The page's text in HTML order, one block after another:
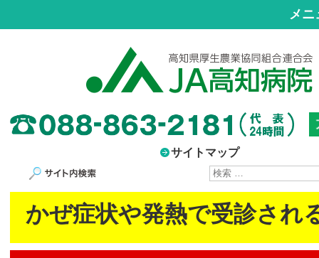
メニ
サイトマップ
サイト内検索
かぜ症状や発熱で受診され